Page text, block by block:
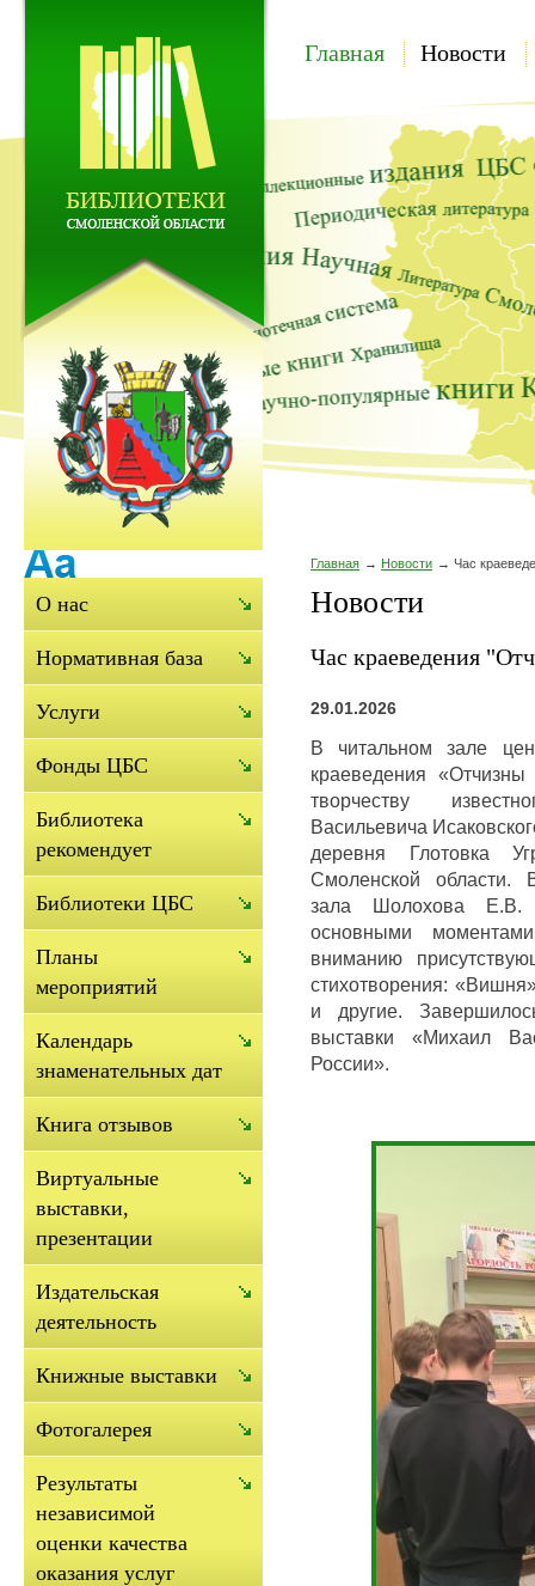
Главная Новости
Главная Новости Час
Новости
Час краеведения
29.01.2026
В читальном зале
краеведения
творчеству
Васильевича
деревня Глотовка
Смоленской области.
зала Шолохова Е.В.
основными
вниманию
стихотворения:
и другие.
выставки «Михаил
России».
О нас
Нормативная база
Услуги
Фонды ЦБС
Библиотека
рекомендует
Библиотеки ЦБС
Планы
мероприятий
Календарь
знаменательных дат
Книга отзывов
Виртуальные
выставки,
презентации
Издательская
деятельность
Книжные выставки
Фотогалерея
Результаты
независимой
оценки качества
оказания услуг